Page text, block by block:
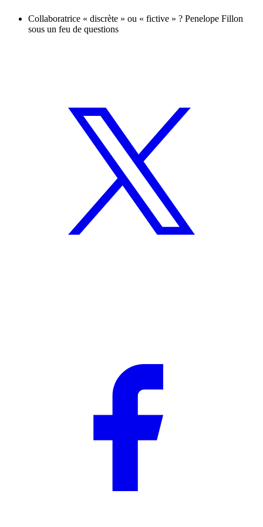
Collaboratrice « discrète » ou « fictive » ? Penelope Fillon
sous un feu de questions